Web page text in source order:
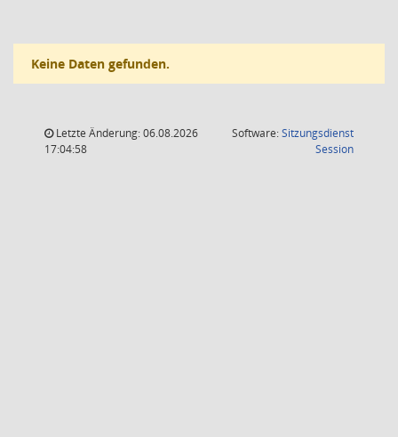
Keine Daten gefunden.
Letzte Änderung: 06.08.2026
17:04:58
Software:Sitzungsdienst
Session(Wird in